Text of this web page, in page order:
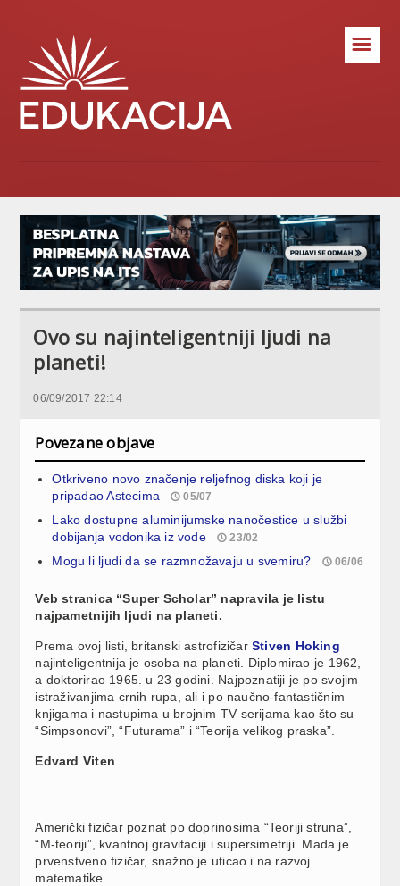
☰
Ovo su najinteligentniji ljudi na
planeti!
06/09/2017 22:14
Povezane objave
Otkriveno novo značenje reljefnog diska koji je
pripadao Astecima
05/07
Lako dostupne aluminijumske nanočestice u službi
dobijanja vodonika iz vode
23/02
Mogu li ljudi da se razmnožavaju u svemiru? 06/06
Veb stranica “Super Scholar” napravila je listu
najpametnijih ljudi na planeti.
Prema ovoj listi, britanski astrofizičarStiven Hoking
najinteligentnija je osoba na planeti. Diplomirao je 1962,
a doktorirao 1965. u 23 godini. Najpoznatiji je po svojim
istraživanjima crnih rupa, ali i po naučno-fantastičnim
knjigama i nastupima u brojnim TV serijama kao što su
“Simpsonovi”, “Futurama” i “Teorija velikog praska”.
Edvard Viten
Američki fizičar poznat po doprinosima “Teoriji struna”,
“M-teoriji”, kvantnoj gravitaciji i supersimetriji. Mada je
prvenstveno fizičar, snažno je uticao i na razvoj
matematike.